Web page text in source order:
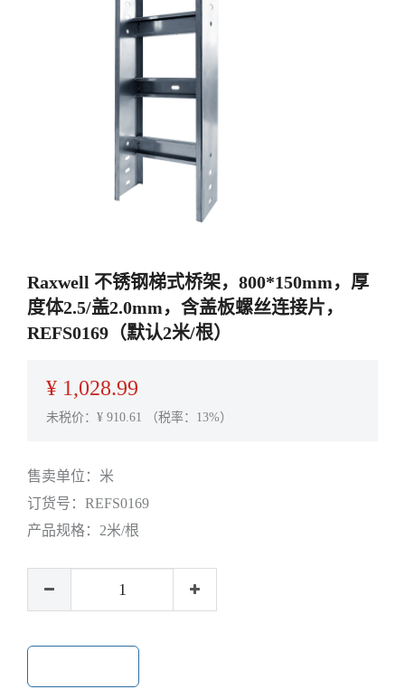
Raxwell 不锈钢梯式桥架，800*150mm，厚
度体2.5/盖2.0mm，含盖板螺丝连接片，
REFS0169（默认2米/根）
¥ 1,028.99
未税价：¥ 910.61 （税率：13%）
售卖单位： 米
订货号： REFS0169
产品规格： 2米/根